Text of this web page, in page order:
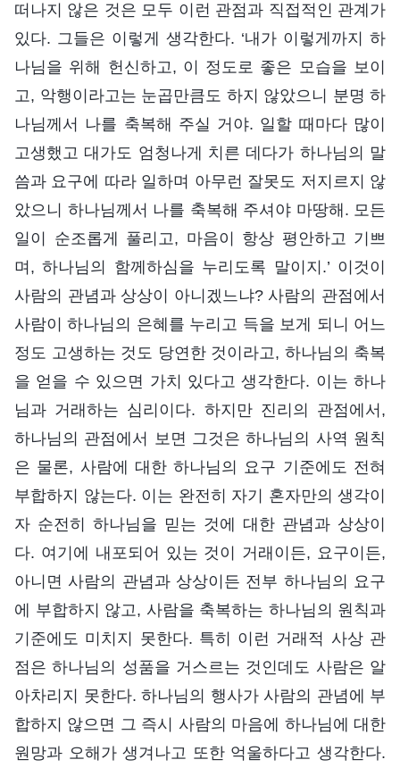
떠나지 않은 것은 모두 이런 관점과 직접적인 관계가
있다. 그들은 이렇게 생각한다. ‘내가 이렇게까지 하
나님을 위해 헌신하고, 이 정도로 좋은 모습을 보이
고, 악행이라고는 눈곱만큼도 하지 않았으니 분명 하
나님께서 나를 축복해 주실 거야. 일할 때마다 많이
고생했고 대가도 엄청나게 치른 데다가 하나님의 말
씀과 요구에 따라 일하며 아무런 잘못도 저지르지 않
았으니 하나님께서 나를 축복해 주셔야 마땅해. 모든
일이 순조롭게 풀리고, 마음이 항상 평안하고 기쁘
며, 하나님의 함께하심을 누리도록 말이지.’ 이것이
사람의 관념과 상상이 아니겠느냐? 사람의 관점에서
사람이 하나님의 은혜를 누리고 득을 보게 되니 어느
정도 고생하는 것도 당연한 것이라고, 하나님의 축복
을 얻을 수 있으면 가치 있다고 생각한다. 이는 하나
님과 거래하는 심리이다. 하지만 진리의 관점에서,
하나님의 관점에서 보면 그것은 하나님의 사역 원칙
은 물론, 사람에 대한 하나님의 요구 기준에도 전혀
부합하지 않는다. 이는 완전히 자기 혼자만의 생각이
자 순전히 하나님을 믿는 것에 대한 관념과 상상이
다. 여기에 내포되어 있는 것이 거래이든, 요구이든,
아니면 사람의 관념과 상상이든 전부 하나님의 요구
에 부합하지 않고, 사람을 축복하는 하나님의 원칙과
기준에도 미치지 못한다. 특히 이런 거래적 사상 관
점은 하나님의 성품을 거스르는 것인데도 사람은 알
아차리지 못한다. 하나님의 행사가 사람의 관념에 부
합하지 않으면 그 즉시 사람의 마음에 하나님에 대한
원망과 오해가 생겨나고 또한 억울하다고 생각한다.